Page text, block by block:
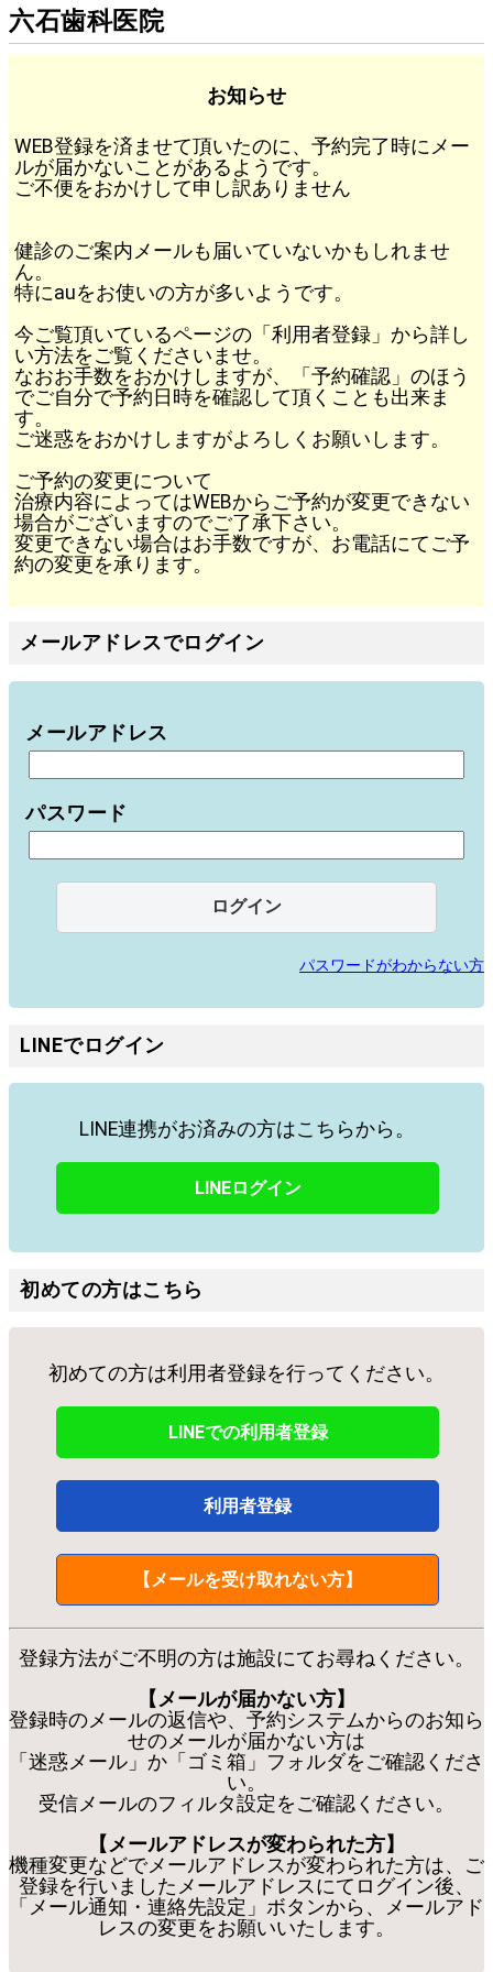
六石歯科医院
お知らせ
WEB登録を済ませて頂いたのに、予約完了時にメー
ルが届かないことがあるようです。
ご不便をおかけして申し訳ありません
健診のご案内メールも届いていないかもしれませ
ん。
特にauをお使いの方が多いようです。
今ご覧頂いているページの「利用者登録」から詳し
い方法をご覧くださいませ。
なおお手数をおかけしますが、「予約確認」のほう
でご自分で予約日時を確認して頂くことも出来ま
す。
ご迷惑をおかけしますがよろしくお願いします。
ご予約の変更について
治療内容によってはWEBからご予約が変更できない
場合がございますのでご了承下さい。
変更できない場合はお手数ですが、お電話にてご予
約の変更を承ります。
メールアドレスでログイン
メールアドレス
パスワード
パスワードがわからない方
LINEでログイン
LINE連携がお済みの方はこちらから。
LINEログイン
初めての方はこちら
初めての方は利用者登録を行ってください。
LINEでの利用者登録
利用者登録
【メールを受け取れない方】
登録方法がご不明の方は施設にてお尋ねください。
【メールが届かない方】
登録時のメールの返信や、予約システムからのお知ら
せのメールが届かない方は
「迷惑メール」か「ゴミ箱」フォルダをご確認くださ
い。
受信メールのフィルタ設定をご確認ください。
【メールアドレスが変わられた方】
機種変更などでメールアドレスが変わられた方は、ご
登録を行いましたメールアドレスにてログイン後、
「メール通知・連絡先設定」ボタンから、メールアド
レスの変更をお願いいたします。